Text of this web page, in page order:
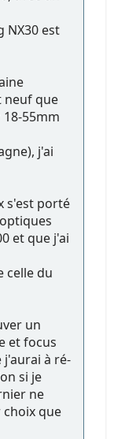
NX30 est
neuf que
18-55mm
j'ai
s'est porté
et que j'ai
celle du
un
et focus
j'aurai à ré-
si je
ne
choix que